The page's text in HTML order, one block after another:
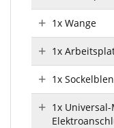
1x Wange
1x
1x
1x